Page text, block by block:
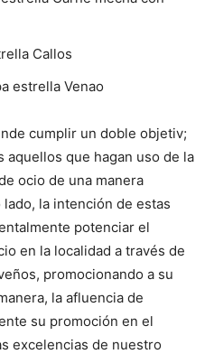
Callos
estrella Venao
cumplir un doble objetiv;
que hagan uso de la
ocio de una manera
la intención de estas
potenciar el
en la localidad a través de
promocionando a su
la afluencia de
su promoción en el
excelencias de nuestro